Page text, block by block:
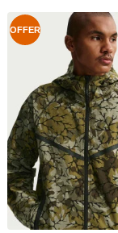
OFFER